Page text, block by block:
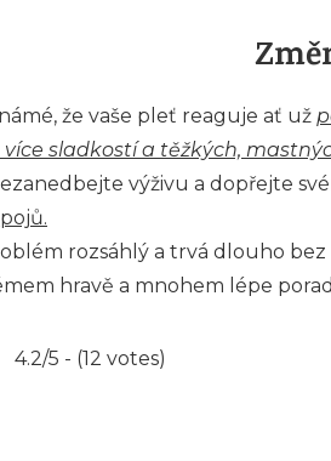
že vaše pleť reaguje ať už
více sladkostí a těžkých,
výživu a dopřejte
rozsáhlý a trvá dlouho
hravě a mnohem lépe
4.2/5 - (12 votes)